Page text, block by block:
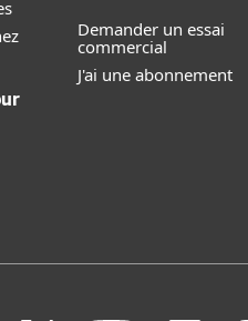
Demander un essai
commercial
J'ai une abonnement